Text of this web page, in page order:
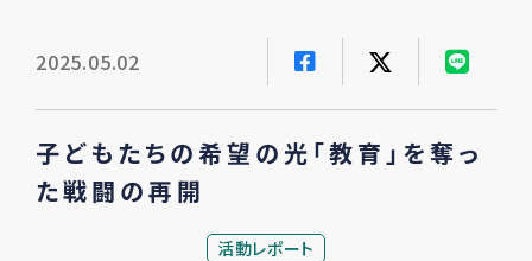
2025.05.02
子どもたちの希望の光「教育」を奪っ
た戦闘の再開
活動レポート